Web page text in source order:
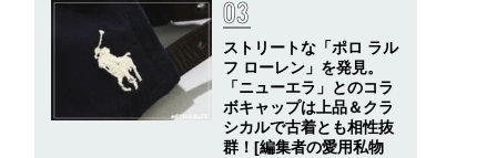
ストリートな「ポロ ラル
フ ローレン」を発見。
「ニューエラ」とのコラ
ボキャップは上品＆クラ
シカルで古着とも相性抜
群！[編集者の愛用私物